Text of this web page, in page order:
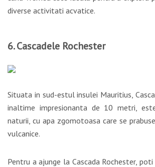
diverse activitati acvatice.
6. Cascadele Rochester
Situata in sud-estul insulei Mauritius,
inaltime impresionanta de 10 metri,
naturii, cu apa zgomotoasa care se
vulcanice.
Pentru a ajunge la Cascada Rochester,